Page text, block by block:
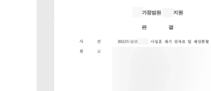
소식/자료
언론보도